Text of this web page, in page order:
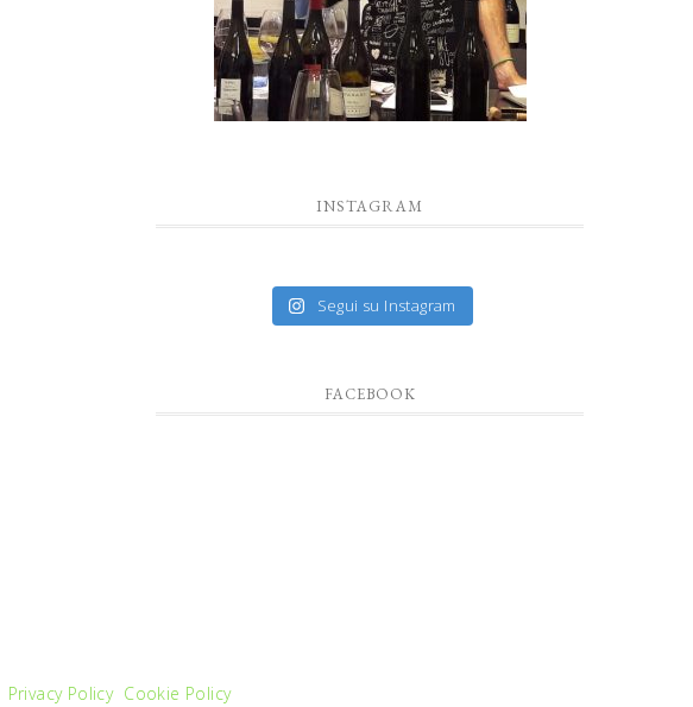
INSTAGRAM
Segui su Instagram
FACEBOOK
Privacy Policy Cookie Policy